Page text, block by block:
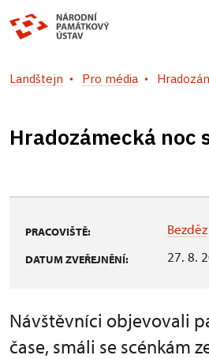
Landštejn Pro média
Hradozámecká noc
PRACOVIŠTĚ: Bezděz
DATUM ZVEŘEJNĚNÍ: 27. 8.
Návštěvníci objevovali
čase, smáli se scénkám